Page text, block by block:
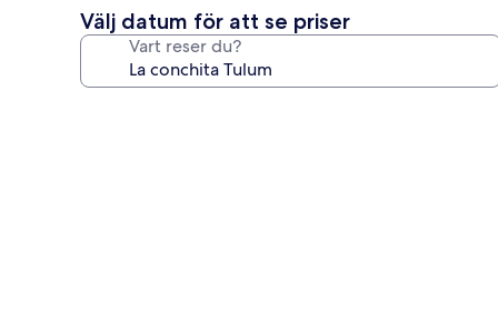
boende
Välj datum för att se priser
Vart reser du?